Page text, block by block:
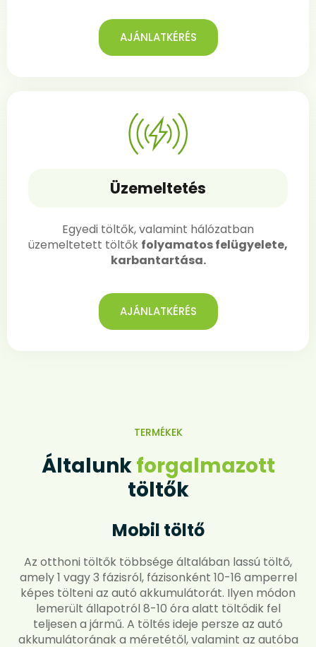
AJÁNLATKÉRÉS
Üzemeltetés
Egyedi töltők, valamint hálózatban
üzemeltetett töltők folyamatos felügyelete,
karbantartása.
AJÁNLATKÉRÉS
TERMÉKEK
Általunkforgalmazott
töltők
Mobil töltő
Az otthoni töltők többsége általában lassú töltő,
amely 1 vagy 3 fázisról, fázisonként 10-16 amperrel
képes tölteni az autó akkumulátorát. Ilyen módon
lemerült állapotról 8-10 óra alatt töltődik fel
teljesen a jármű. A töltés ideje persze az autó
akkumulátorának a méretétől, valamint az autóba